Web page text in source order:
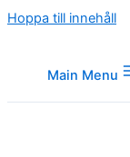
Hoppa till innehåll
Main Menu